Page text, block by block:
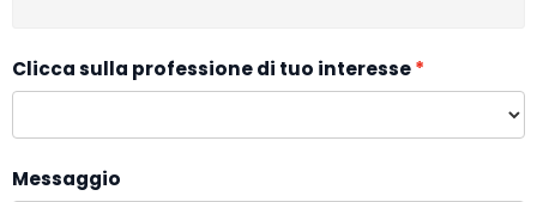
Clicca sulla professione di tuo interesse
Messaggio